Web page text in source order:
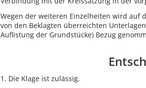
Wegen der weiteren Einzelheiten wird auf
von den Beklagten überreichten
Auflistung der Grundstücke) Bezug
1. Die Klage ist zulässig.